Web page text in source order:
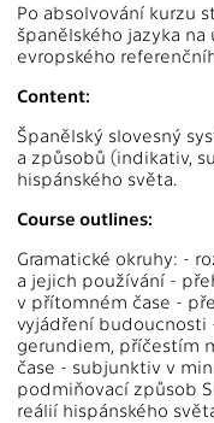
Po absolvování kurzu
španělského jazyka
evropského
Content:
Španělský slovesný
a způsobů (indikativ,
hispánského světa.
Course outlines:
Gramatické okruhy: -
a jejich používání -
v přítomném čase -
vyjádření budoucnosti
gerundiem, příčestím
čase - subjunktiv v
podmiňovací způsob
reálií hispánského